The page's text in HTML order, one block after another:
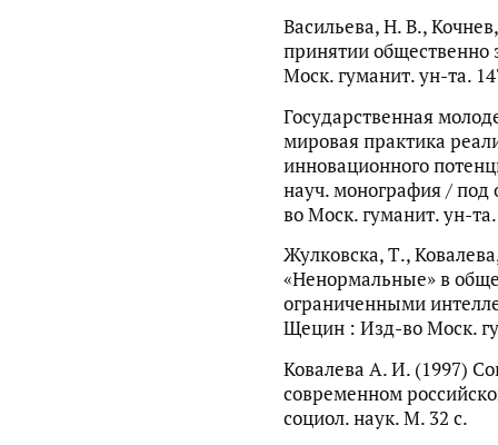
Васильева, Н. В.,
принятии
Моск. гуманит. ун-та.
Государственная
мировая практика
инновационного
науч. монография /
во Моск. гуманит. ун-
Жулковска, Т.,
«Ненормальные» в
ограниченными
Щецин : Изд-во Моск.
Ковалева А. И. (1997)
современном
социол. наук. М. 32 с.